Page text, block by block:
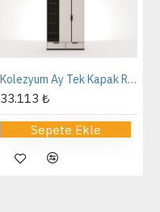
Kolezyum Ay Tek Kapak Reflekte Dolap
33.113 ₺
Sepete Ekle